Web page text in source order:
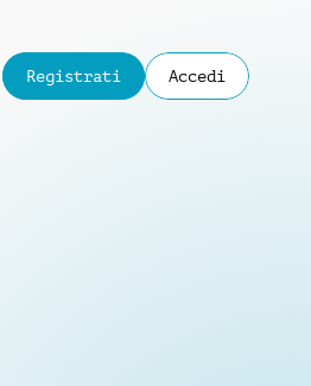
Registrati Accedi